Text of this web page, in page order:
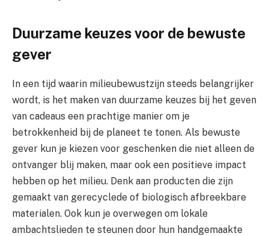
Duurzame keuzes voor de bewuste
gever
In een tijd waarin milieubewustzijn steeds belangrijker
wordt, is het maken van duurzame keuzes bij het geven
van cadeaus een prachtige manier om je
betrokkenheid bij de planeet te tonen. Als bewuste
gever kun je kiezen voor geschenken die niet alleen de
ontvanger blij maken, maar ook een positieve impact
hebben op het milieu. Denk aan producten die zijn
gemaakt van gerecyclede of biologisch afbreekbare
materialen. Ook kun je overwegen om lokale
ambachtslieden te steunen door hun handgemaakte